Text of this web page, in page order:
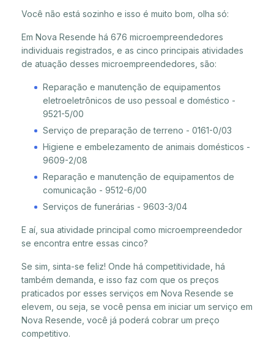
Você não está sozinho e isso é muito bom, olha só:
Em Nova Resende há 676 microempreendedores
individuais registrados, e as cinco principais atividades
de atuação desses microempreendedores, são:
Reparação e manutenção de equipamentos
eletroeletrônicos de uso pessoal e doméstico -
9521-5/00
Serviço de preparação de terreno - 0161-0/03
Higiene e embelezamento de animais domésticos -
9609-2/08
Reparação e manutenção de equipamentos de
comunicação - 9512-6/00
Serviços de funerárias - 9603-3/04
E aí, sua atividade principal como microempreendedor
se encontra entre essas cinco?
Se sim, sinta-se feliz! Onde há competitividade, há
também demanda, e isso faz com que os preços
praticados por esses serviços em Nova Resende se
elevem, ou seja, se você pensa em iniciar um serviço em
Nova Resende, você já poderá cobrar um preço
competitivo.